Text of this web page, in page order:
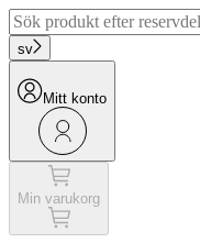
sv
Mitt konto
Min varukorg